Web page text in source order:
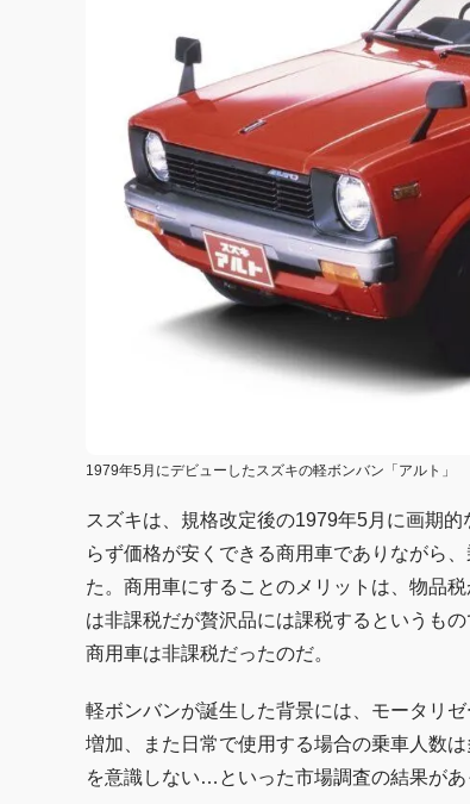
1979年5月にデビューしたスズキの軽ボンバン「アルト」
スズキは、規格改定後の1979年5月に画期
らず価格が安くできる商用車でありながら
た。商用車にすることのメリットは、物品
は非課税だが贅沢品には課税するというも
商用車は非課税だったのだ。
軽ボンバンが誕生した背景には、モータリ
増加、また日常で使用する場合の乗車人数
を意識しない…といった市場調査の結果があ